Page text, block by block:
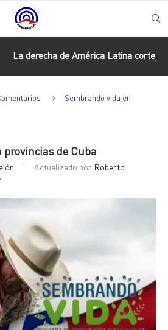
de América Latina corteja al
Sembrando vida en
de Cuba
Actualizado por Roberto